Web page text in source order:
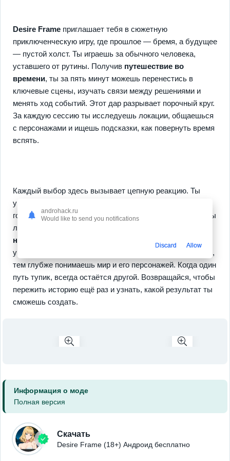
Desire Frame приглашает тебя в сюжетную
приключенческую игру, где прошлое — бремя, а будущее
— пустой холст. Ты играешь за обычного человека,
уставшего от рутины. Получив путешествие во
времени, ты за пять минут можешь перенестись в
ключевые сцены, изучать связи между решениями и
менять ход событий. Этот дар разрывает порочный круг.
За каждую сессию ты исследуешь локации, общаешься
с персонажами и ищешь подсказки, как повернуть время
вспять.
Каждый выбор здесь вызывает цепную реакцию. Ты
увидишь, как изменённые моменты влияют на друзей,
город, даже погоду. Открывай новые способности, чтобы
ломать больше барьеров, и наслаждайся
неожиданными последствиями
уникальную метапрогрессию: чем чаще возвращаешься,
тем глубже понимаешь мир и его персонажей. Когда один
путь тупик, всегда остаётся другой. Возвращайся, чтобы
пережить историю ещё раз и узнать, какой результат ты
сможешь создать.
Информация о моде
Полная версия
Скачать
Desire Frame (18+) Андроид бесплатно
androhack.ru
Would like to send you notifications
Discard Allow